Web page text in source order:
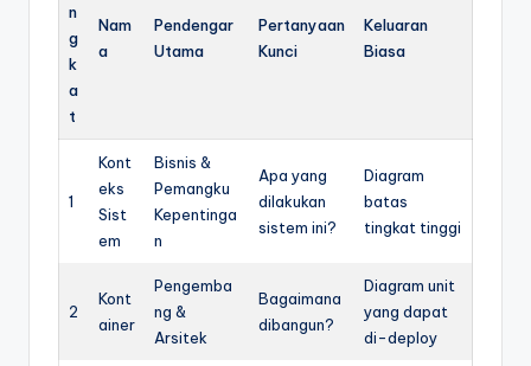
n
g
k
a
t
Nam
a
Pendengar
Utama
Pertanyaan
Kunci
Keluaran
Biasa
1
Kont
eks
Sist
em
Bisnis &
Pemangku
Kepentinga
n
Apa yang
dilakukan
sistem ini?
Diagram
batas
tingkat tinggi
2
Kont
ainer
Pengemba
ng &
Arsitek
Bagaimana
dibangun?
Diagram unit
yang dapat
di-deploy